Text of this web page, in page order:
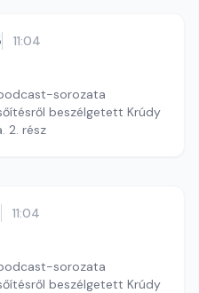
11:04
sorozata
beszélgetett Krúdy
2. rész
11:04
sorozata
beszélgetett Krúdy